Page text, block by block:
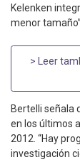
Kelenken
menor
> Leer
Bertelli señala
en los últimos
2012. “Hay
investigación